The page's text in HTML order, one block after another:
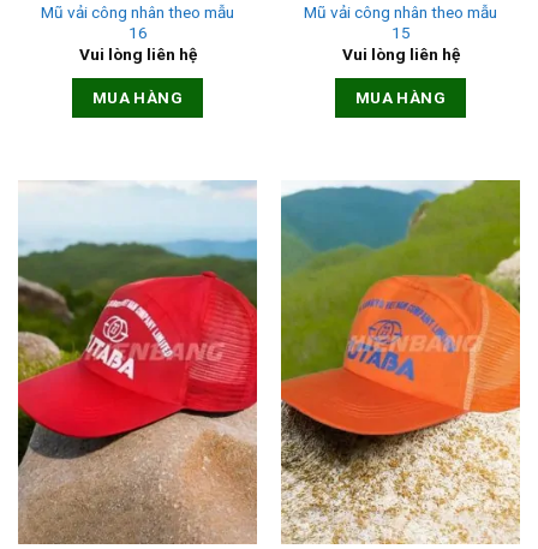
Mũ vải công nhân theo mẫu
16
Vui lòng liên hệ
MUA HÀNG
Mũ vải công nhân theo mẫu
15
Vui lòng liên hệ
MUA HÀNG